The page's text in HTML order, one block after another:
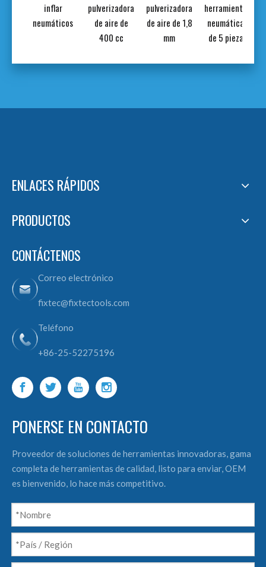
inflar
neumáticos
pulverizadora
de aire de
400 cc
pulverizadora
de aire de 1,8
mm
herramientas
neumáticas
de 5 piezas
ENLACES RÁPIDOS
PRODUCTOS
CONTÁCTENOS
Correo electrónico
fixtec@fixtectools.com
Teléfono
+86-25-52275196
PONERSE EN CONTACTO
Proveedor de soluciones de herramientas innovadoras, gama
completa de herramientas de calidad, listo para enviar, OEM
es bienvenido, lo hace más competitivo.